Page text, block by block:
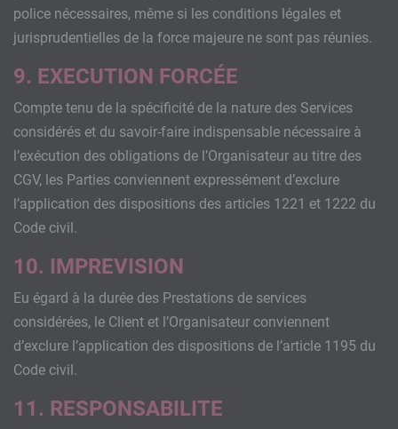
police nécessaires, même si les conditions légales et
jurisprudentielles de la force majeure ne sont pas réunies.
9. EXECUTION FORCÉE
Compte tenu de la spécificité de la nature des Services
considérés et du savoir-faire indispensable nécessaire à
l’exécution des obligations de l’Organisateur au titre des
CGV, les Parties conviennent expressément d’exclure
l’application des dispositions des articles 1221 et 1222 du
Code civil.
10. IMPREVISION
Eu égard à la durée des Prestations de services
considérées, le Client et l’Organisateur conviennent
d’exclure l’application des dispositions de l’article 1195 du
Code civil.
11. RESPONSABILITE